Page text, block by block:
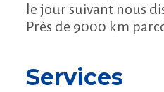
le jour suivant nous
Près de 9000 km
Services